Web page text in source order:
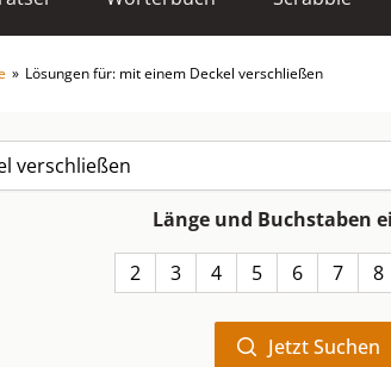
» Lösungen für: mit einem Deckel verschließen
Länge und Buchstaben
2 3 4 5 6 7 8
Jetzt Suchen